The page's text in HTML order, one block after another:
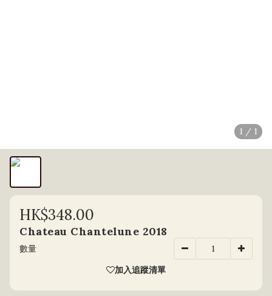
1 / 1
HK$348.00
Chateau Chantelune 2018
數量
加入追蹤清單